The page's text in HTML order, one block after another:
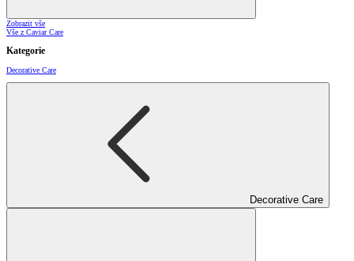
Zobrazit vše
Vše z Caviar Care
Kategorie
Decorative Care
Decorative Care